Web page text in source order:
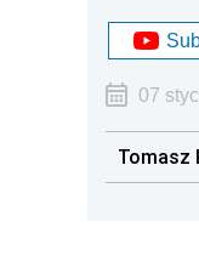
07
Tomasz